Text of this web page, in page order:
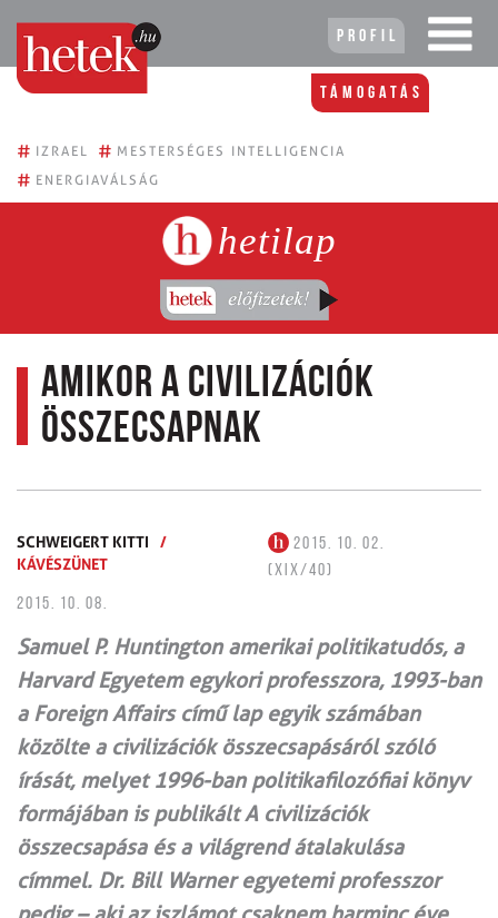
Profil
Támogatás
# IZRAEL # MESTERSÉGES INTELLIGENCIA
# ENERGIAVÁLSÁG
hetilap
Amikor a civilizációk
összecsapnak
SCHWEIGERT KITTI
/
KÁVÉSZÜNET
2015. 10. 02.
(XIX/40)
2015. 10. 08.
Samuel P. Huntington amerikai politikatudós, a
Harvard Egyetem egykori professzora, 1993-ban
a Foreign Affairs című lap egyik számában
közölte a civilizációk összecsapásáról szóló
írását, melyet 1996-ban politikafilozófiai könyv
formájában is publikált A civilizációk
összecsapása és a világrend átalakulása
címmel. Dr. Bill Warner egyetemi professzor